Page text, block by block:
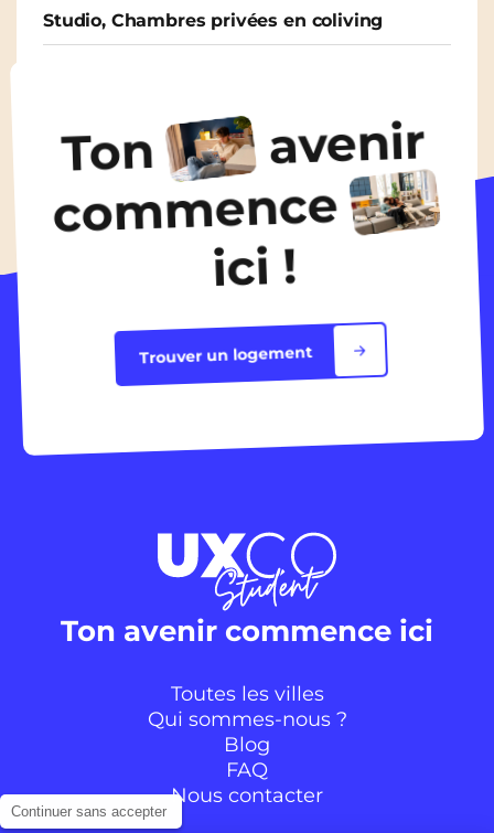
Studio, Chambres privées en coliving
Découvrir les logements
Ton avenir
commence
ici !
Trouver un logement
Ton avenir commence ici
Toutes les villes
Qui sommes-nous ?
Blog
FAQ
Nous contacter
Continuer sans accepter